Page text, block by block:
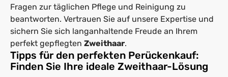
Fragen zur täglichen Pflege und Reinigung zu
beantworten. Vertrauen Sie auf unsere Expertise und
sichern Sie sich langanhaltende Freude an Ihrem
perfekt gepflegten Zweithaar.
Tipps für den perfekten Perückenkauf:
Finden Sie Ihre ideale Zweithaar-Lösung